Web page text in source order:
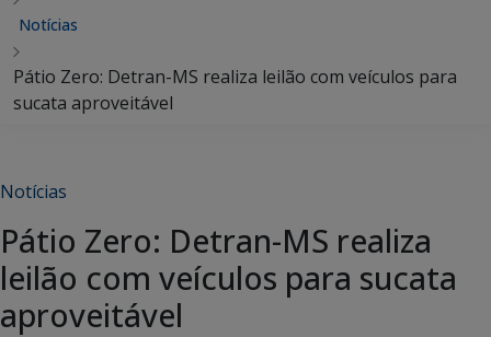
Notícias
Pátio Zero: Detran-MS realiza leilão com veículos para
sucata aproveitável
Notícias
Pátio Zero: Detran-MS realiza
leilão com veículos para sucata
aproveitável